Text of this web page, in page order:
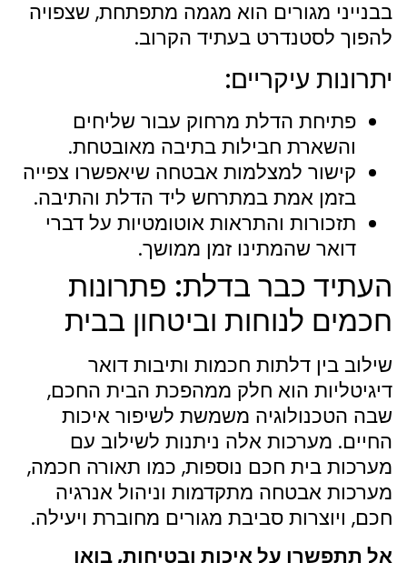
בבנייני מגורים הוא מגמה מתפתחת, שצפויה
להפוך לסטנדרט בעתיד הקרוב.
יתרונות עיקריים:
פתיחת הדלת מרחוק עבור שליחים
והשארת חבילות בתיבה מאובטחת.
קישור למצלמות אבטחה שיאפשרו צפייה
בזמן אמת במתרחש ליד הדלת והתיבה.
תזכורות והתראות אוטומטיות על דברי
דואר שהמתינו זמן ממושך.
העתיד כבר בדלת: פתרונות
חכמים לנוחות וביטחון בבית
שילוב בין דלתות חכמות ותיבות דואר
דיגיטליות הוא חלק ממהפכת הבית החכם,
שבה הטכנולוגיה משמשת לשיפור איכות
החיים. מערכות אלה ניתנות לשילוב עם
מערכות בית חכם נוספות, כמו תאורה חכמה,
מערכות אבטחה מתקדמות וניהול אנרגיה
חכם, ויוצרות סביבת מגורים מחוברת ויעילה.
אל תתפשרו על איכות ובטיחות, בואו